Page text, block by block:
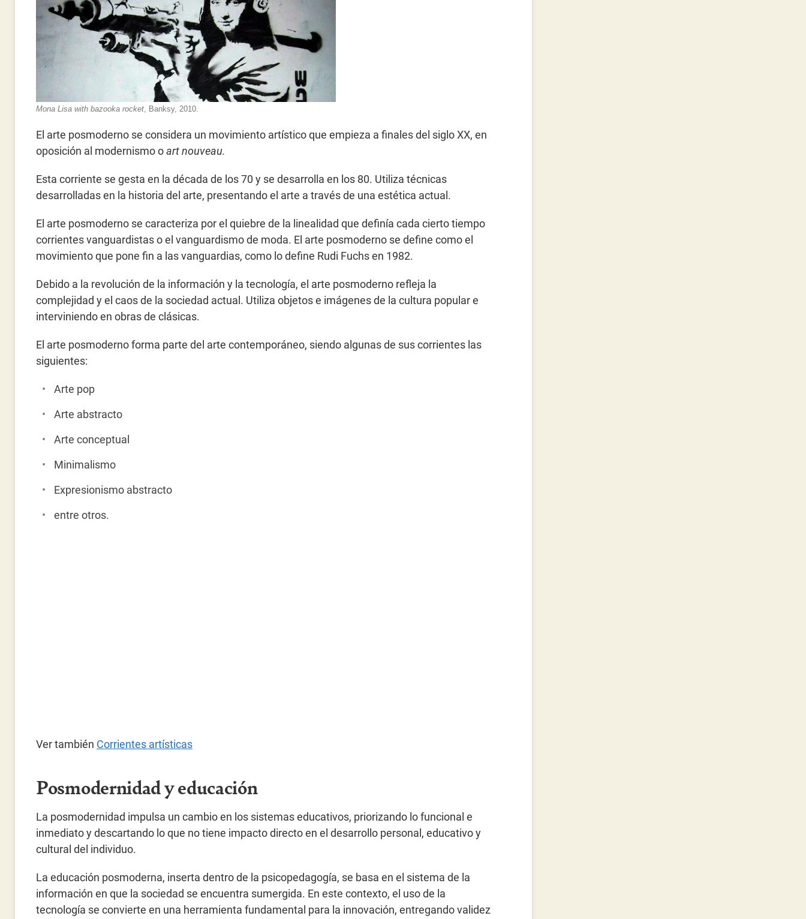
Mona Lisa with bazooka rocket, Banksy, 2010.
El arte posmoderno se considera un movimiento artístico que empieza a finales del siglo XX, en
oposición al modernismo oart nouveau.
Esta corriente se gesta en la década de los 70 y se desarrolla en los 80. Utiliza técnicas
desarrolladas en la historia del arte, presentando el arte a través de una estética actual.
El arte posmoderno se caracteriza por el quiebre de la linealidad que definía cada cierto tiempo
corrientes vanguardistas o el vanguardismo de moda. El arte posmoderno se define como el
movimiento que pone fin a las vanguardias, como lo define Rudi Fuchs en 1982.
Debido a la revolución de la información y la tecnología, el arte posmoderno refleja la
complejidad y el caos de la sociedad actual. Utiliza objetos e imágenes de la cultura popular e
interviniendo en obras de clásicas.
El arte posmoderno forma parte del arte contemporáneo, siendo algunas de sus corrientes las
siguientes:
Arte pop
Arte abstracto
Arte conceptual
Minimalismo
Expresionismo abstracto
entre otros.
Ver también Corrientes artísticas
Posmodernidad y educación
La posmodernidad impulsa un cambio en los sistemas educativos, priorizando lo funcional e
inmediato y descartando lo que no tiene impacto directo en el desarrollo personal, educativo y
cultural del individuo.
La educación posmoderna, inserta dentro de la psicopedagogía, se basa en el sistema de la
información en que la sociedad se encuentra sumergida. En este contexto, el uso de la
tecnología se convierte en una herramienta fundamental para la innovación, entregando validez